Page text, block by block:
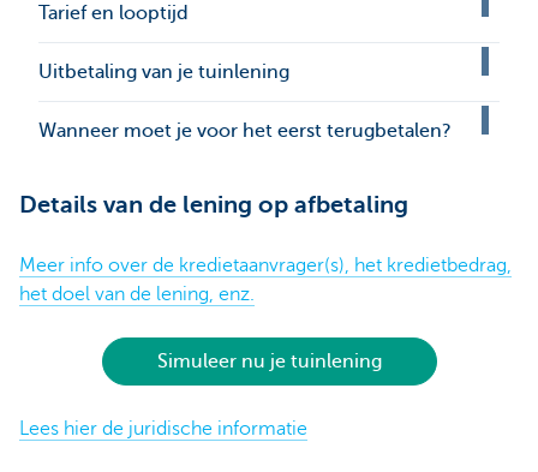
Tarief en looptijd
Uitbetaling van je tuinlening
Wanneer moet je voor het eerst terugbetalen?
Details van de lening op afbetaling
Meer info over de kredietaanvrager(s), het kredietbedrag,
het doel van de lening, enz.
Simuleer nu je tuinlening
Lees hier de juridische informatie